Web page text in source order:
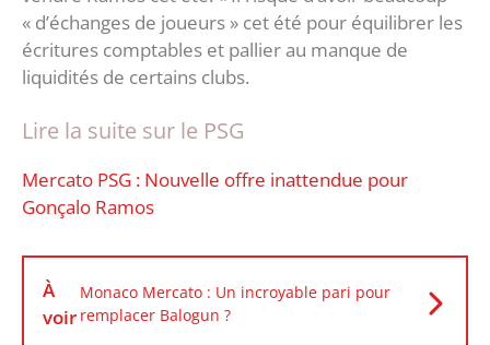
« d’échanges de joueurs » cet été pour équilibrer les
écritures comptables et pallier au manque de
liquidités de certains clubs.
Lire la suite sur le PSG
Mercato PSG : Nouvelle offre inattendue pour
Gonçalo Ramos
À
voir
Monaco Mercato : Un incroyable pari pour
remplacer Balogun ?